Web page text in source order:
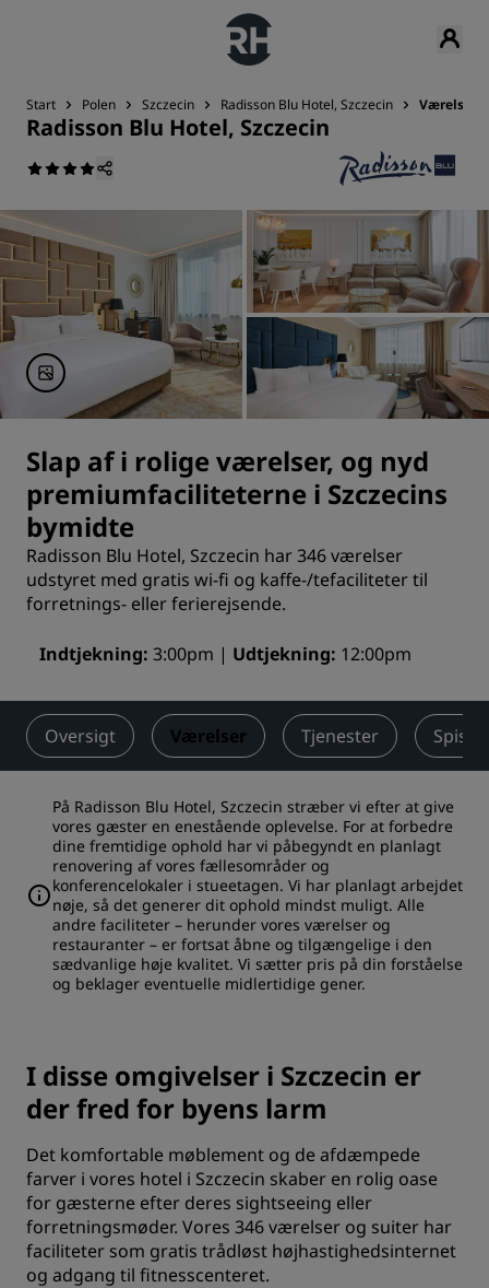
Start Polen Szczecin Radisson Blu Hotel, Szczecin Værelser
Radisson Blu Hotel, Szczecin
Slap af i rolige værelser, og nyd
premiumfaciliteterne i Szczecins
bymidte
Radisson Blu Hotel, Szczecin har 346 værelser
udstyret med gratis wi-fi og kaffe-/tefaciliteter til
forretnings- eller ferierejsende.
Indtjekning 3:00pm Udtjekning 12:00pm
Oversigt Værelser Tjenester
På Radisson Blu Hotel, Szczecin stræber vi efter at give
vores gæster en enestående oplevelse. For at forbedre
dine fremtidige ophold har vi påbegyndt en planlagt
renovering af vores fællesområder og
konferencelokaler i stueetagen. Vi har planlagt arbejdet
nøje, så det generer dit ophold mindst muligt. Alle
andre faciliteter – herunder vores værelser og
restauranter – er fortsat åbne og tilgængelige i den
sædvanlige høje kvalitet. Vi sætter pris på din forståelse
og beklager eventuelle midlertidige gener.
I disse omgivelser i Szczecin er
der fred for byens larm
Det komfortable møblement og de afdæmpede
farver i vores hotel i Szczecin skaber en rolig oase
for gæsterne efter deres sightseeing eller
forretningsmøder. Vores 346 værelser og suiter har
faciliteter som gratis trådløst højhastighedsinternet
og adgang til fitnesscenteret.